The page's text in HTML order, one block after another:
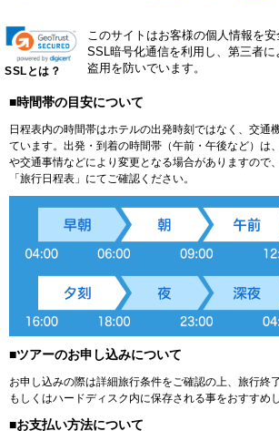
SSLとは？
このサイトはお客様の個人情報を
SSL暗号化通信を利用し、第三者
盗用を防いでいます。
■時間帯の目安について
日程表内の時間帯はホテルの出発時刻ではなく、交通
ています。出発・到着の時間帯（午前・午後など）は
や交通事情などにより変更となる場合がありますので
「旅行日程表」にてご確認ください。
■ツアーのお申し込みについて
お申し込みの際は詳細旅行条件をご確認の上、旅行終
もしくはハードディスク内に保存される事をおすすめし
■お支払い方法について